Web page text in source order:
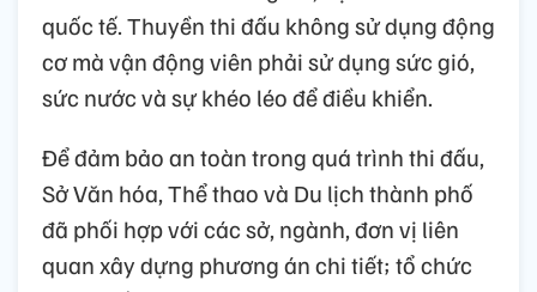
quốc tế. Thuyền thi đấu không sử dụng động
cơ mà vận động viên phải sử dụng sức gió,
sức nước và sự khéo léo để điều khiển.
Để đảm bảo an toàn trong quá trình thi đấu,
Sở Văn hóa, Thể thao và Du lịch thành phố
đã phối hợp với các sở, ngành, đơn vị liên
quan xây dựng phương án chi tiết; tổ chức